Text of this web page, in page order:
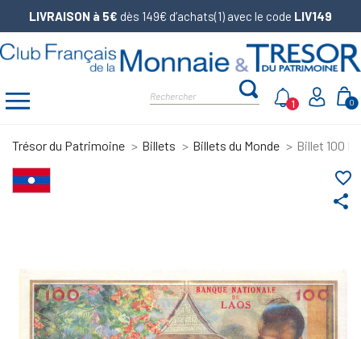
LIVRAISON à 5€ dès 149€ d’achats(1) avec le code LIV149
0
1
Trésor du Patrimoine Billets Billets du Monde Billet 100
share
favorite_border